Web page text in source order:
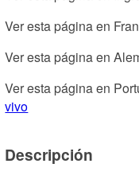
Ver esta página en
Ver esta página en
Ver esta página en
vivo
Descripción